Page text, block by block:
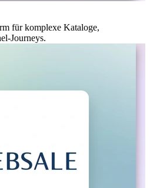
für komplexe Kataloge,
Journeys.